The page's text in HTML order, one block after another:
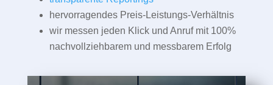
hervorragendes Preis-Leistungs-Verhältnis
wir messen jeden Klick und Anruf mit 100%
nachvollziehbarem und messbarem Erfolg